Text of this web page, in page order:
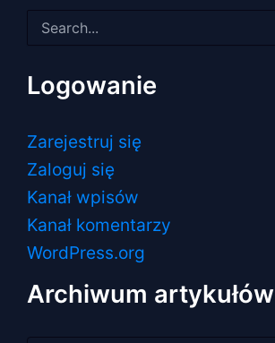
dla:
Logowanie
Zarejestruj się
Zaloguj się
Kanał wpisów
Kanał komentarzy
WordPress.org
Archiwum artykułów